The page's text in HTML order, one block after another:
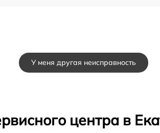
У меня другая неисправность
центра в